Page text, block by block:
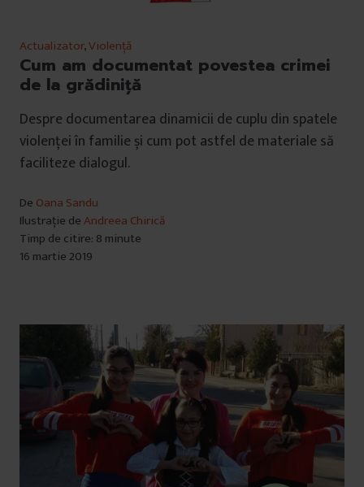
Actualizator,Violență
Cum am documentat povestea crimei
de la grădiniță
Despre documentarea dinamicii de cuplu din spatele
violenței în familie și cum pot astfel de materiale să
faciliteze dialogul.
De Oana Sandu
Ilustrație deAndreea Chirică
Timp de citire: 8 minute
16 martie 2019